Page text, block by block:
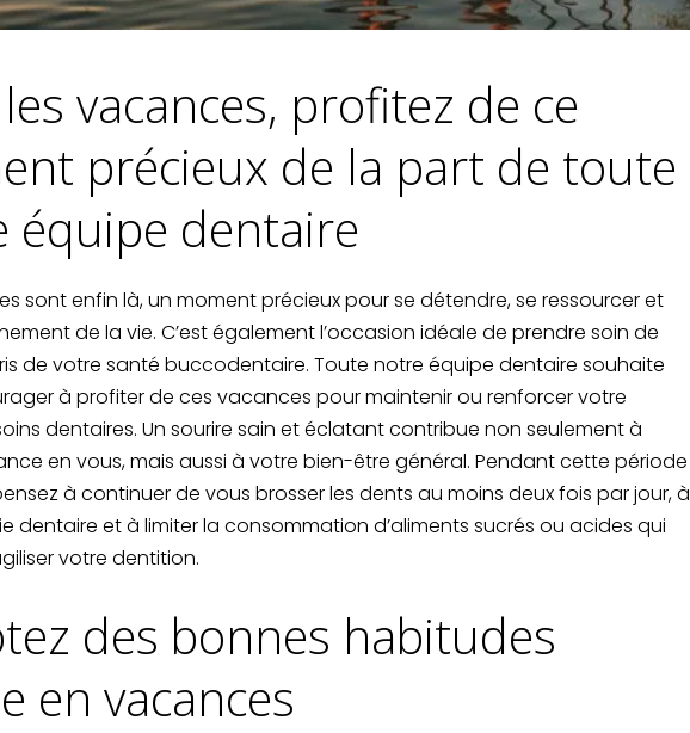
les vacances, profitez de ce
précieux de la part de toute
équipe dentaire
sont enfin là, un moment précieux pour se détendre, se ressourcer et
de la vie. C’est également l’occasion idéale de prendre soin de
de votre santé buccodentaire. Toute notre équipe dentaire souhaite
à profiter de ces vacances pour maintenir ou renforcer votre
dentaires. Un sourire sain et éclatant contribue non seulement à
en vous, mais aussi à votre bien-être général. Pendant cette période
à continuer de vous brosser les dents au moins deux fois par jour, à
dentaire et à limiter la consommation d’aliments sucrés ou acides qui
votre dentition.
des bonnes habitudes
en vacances